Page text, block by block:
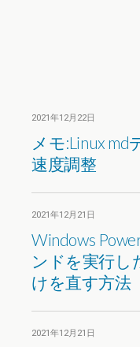
2021年12月22日
メモ:Linux
速度調整
2021年12月21日
Windows
ンドを実行し
けを直す方法
2021年12月21日